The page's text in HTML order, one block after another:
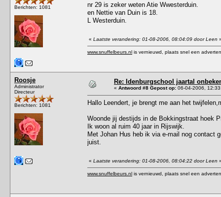
Berichten: 1081
nr 29 is zeker weten Atie Wwesterduin.
en Nettie van Duin is 18.
L Westerduin.
« Laatste verandering: 01-08-2006, 08:04:09 door Leen
www.snuffelbeurs.nl is vernieuwd, plaats snel een
Roosje
Administrator
Directeur
Berichten: 1081
Re: Idenburgschool jaartal
« Antwoord #8 Gepost op: 06-04-2006,
Hallo Leendert, je brengt me aan het
Woonde jij destijds in de Bokkingstraat hoek
Ik woon al ruim 40 jaar in Rijswijk.
Met Johan Hus heb ik via e-mail nog contact
juist.
« Laatste verandering: 01-08-2006, 08:04:22 door Leen
www.snuffelbeurs.nl is vernieuwd, plaats snel een